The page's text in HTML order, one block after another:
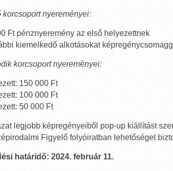
korcsoport nyereményei:
Ft pénznyeremény az első helyezettnek
kiemelkedő alkotásokat
korcsoport nyereményei:
150 000 Ft
100 000 Ft
50 000 Ft
legjobb képregényeiből pop-up kiállítást
Figyelő folyóiratban lehetőséget
határidő: 2024. február 11.